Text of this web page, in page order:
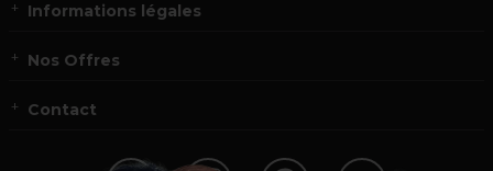
Informations légales
Nos Offres
Contact